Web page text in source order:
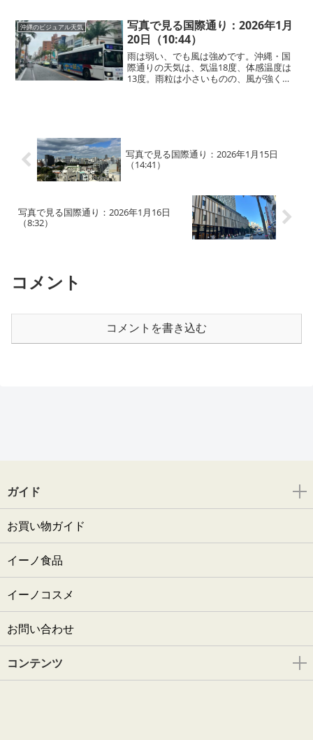
映像とともに雪景色が広がっています
が、沖縄・国際通りでは...
沖縄のビジュアル天気
写真で見る国際通り：2026年1月
20日（10:44）
雨は弱い、でも風は強めです。沖縄・国
際通りの天気は、気温18度、体感温度は
13度。雨粒は小さいものの、風が強く、
写真で見る国際通り：2026年1月15日
（14:41）
写真で見る国際通り：2026年1月16日
（8:32）
コメント
コメントを書き込む
ガイド
お買い物ガイド
イーノ食品
イーノコスメ
お問い合わせ
コンテンツ